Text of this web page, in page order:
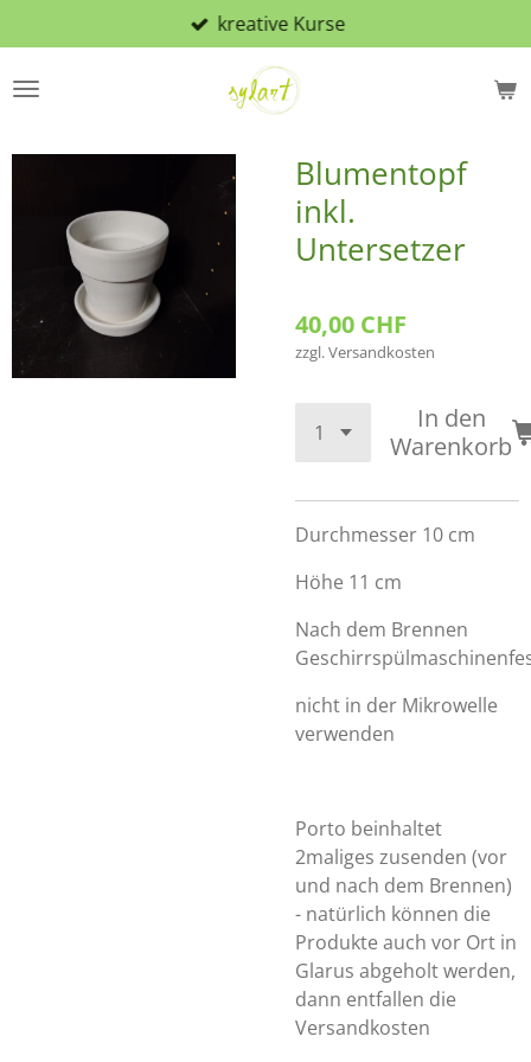
Hauptinhalt
springen
kreative Kurse
Blumentopf
inkl.
Untersetzer
40,00 CHF
zzgl. Versandkosten
In den
Warenkorb
Durchmesser 10 cm
Höhe 11 cm
Nach dem Brennen
nicht in der Mikrowelle
verwenden
Porto beinhaltet
2maliges zusenden (vor
und nach dem Brennen)
- natürlich können die
Produkte auch vor Ort in
Glarus abgeholt werden,
dann entfallen die
Versandkosten